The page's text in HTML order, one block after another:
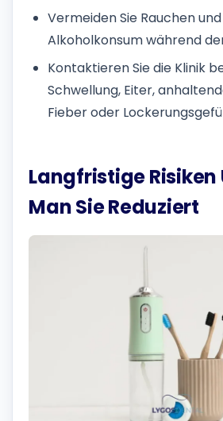
Vermeiden Sie Rauchen
Alkoholkonsum während
Kontaktieren Sie die Klinik
Schwellung, Eiter,
Fieber oder
Langfristige Risiken
Man Sie Reduziert